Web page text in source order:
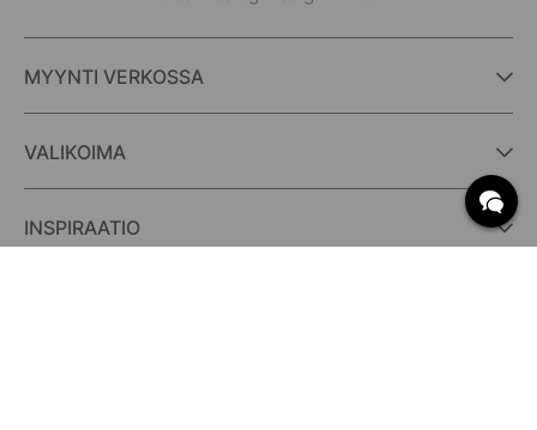
MYYNTI VERKOSSA
VALIKOIMA
INSPIRAATIO